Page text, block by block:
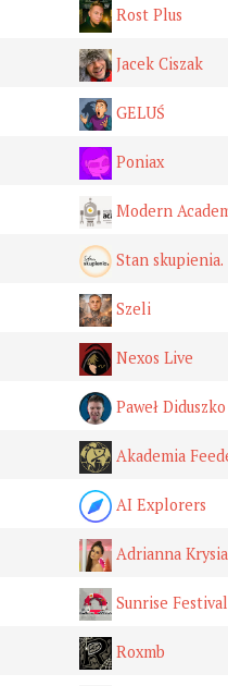
Rost Plus
Jacek Ciszak
GELUŚ
Poniax
Modern
Stan skupienia.
Szeli
Nexos Live
Paweł Diduszko
Akademia
AI Explorers
Adrianna
Sunrise
Roxmb